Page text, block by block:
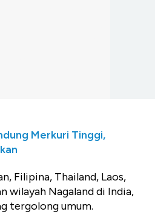
Merkuri Tinggi,
Filipina, Thailand, Laos,
wilayah Nagaland di India,
tergolong umum.